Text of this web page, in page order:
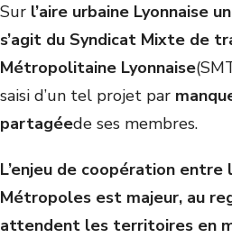
Sur l’aire urbaine Lyonnaise
s’agit du Syndicat Mixte de
Métropolitaine Lyonnaise
saisi d’un tel projet par
partagéede ses membres.
L’enjeu de coopération
Métropoles est majeur, au
attendent les territoires en